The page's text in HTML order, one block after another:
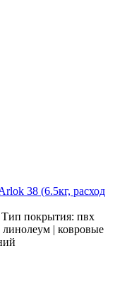
38 (6.5кг, расход
Тип покрытия: пвх
| ковровые